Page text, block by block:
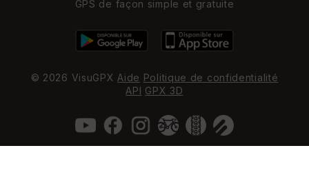
GPS de façon simple et gratuite
© 2026 VisuGPX Aide Politique de confidentialité
API GPX 3D